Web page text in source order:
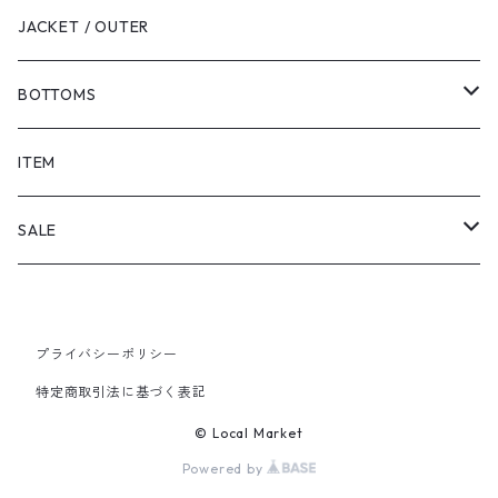
JACKET / OUTER
BOTTOMS
SHORTS
PANTS
ITEM
SALE
PANTS
プライバシーポリシー
特定商取引法に基づく表記
© Local Market
Powered by